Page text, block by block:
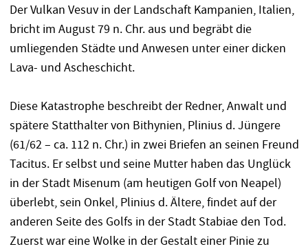
Der Vulkan Vesuv in der Landschaft Kampanien, Italien,
bricht im August 79 n. Chr. aus und begräbt die
umliegenden Städte und Anwesen unter einer dicken
Lava- und Ascheschicht.
Diese Katastrophe beschreibt der Redner, Anwalt und
spätere Statthalter von Bithynien, Plinius d. Jüngere
(61/62 – ca. 112 n. Chr.) in zwei Briefen an seinen Freund
Tacitus. Er selbst und seine Mutter haben das Unglück
in der Stadt Misenum (am heutigen Golf von Neapel)
überlebt, sein Onkel, Plinius d. Ältere, findet auf der
anderen Seite des Golfs in der Stadt Stabiae den Tod.
Zuerst war eine Wolke in der Gestalt einer Pinie zu